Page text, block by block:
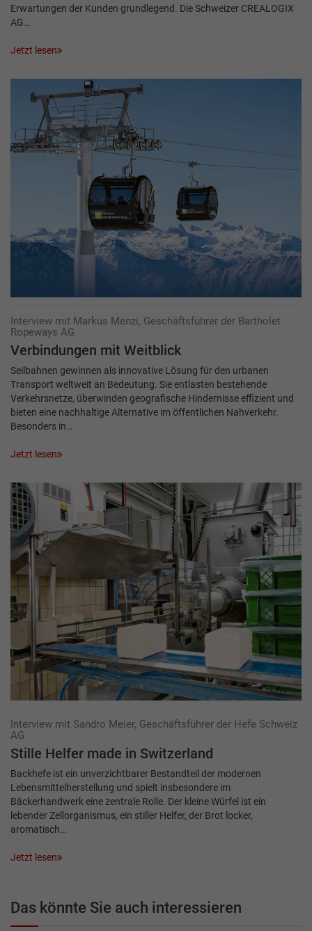
Erwartungen der Kunden grundlegend. Die Schweizer CREALOGIX
AG…
Jetzt lesen
Interview mit Markus Menzi, Geschäftsführer der Bartholet
Ropeways AG
Verbindungen mit Weitblick
Seilbahnen gewinnen als innovative Lösung für den urbanen
Transport weltweit an Bedeutung. Sie entlasten bestehende
Verkehrsnetze, überwinden geografische Hindernisse effizient und
bieten eine nachhaltige Alternative im öffentlichen Nahverkehr.
Besonders in…
Jetzt lesen
Interview mit Sandro Meier, Geschäftsführer der Hefe Schweiz
AG
Stille Helfer made in Switzerland
Backhefe ist ein unverzichtbarer Bestandteil der modernen
Lebensmittelherstellung und spielt insbesondere im
Bäckerhandwerk eine zentrale Rolle. Der kleine Würfel ist ein
lebender Zellorganismus, ein stiller Helfer, der Brot locker,
aromatisch…
Jetzt lesen
Das könnte Sie auch interessieren